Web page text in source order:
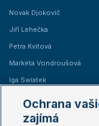
Novak Djokovič
Jiří Lehečka
Petra Kvitová
Markéta Vondroušová
Iga Swiatek
Žebříčky
Ochrana
zajímá